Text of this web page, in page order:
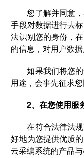
您了解并同意
手段对数据进行去
法识别您的身份，
的信息，对用户数
如果我们将您
用途，会事先征求您
2、在您使用服
在符合法律法
好地为您提供优质
云采编系统的产品